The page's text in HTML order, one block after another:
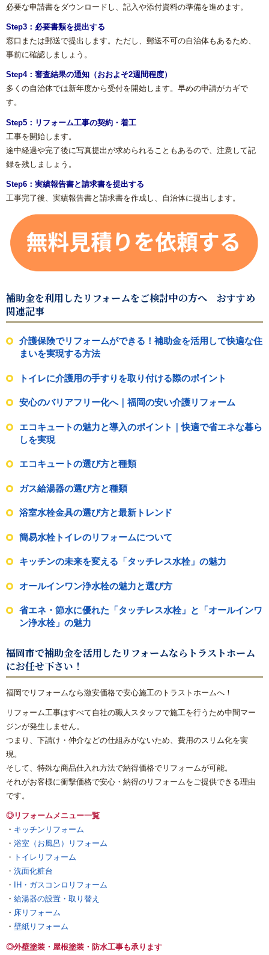
必要な申請書をダウンロードし、記入や添付資料の準備を進めます。
Step3：必要書類を提出する
窓口または郵送で提出します。ただし、郵送不可の自治体もあるため、
事前に確認しましょう。
Step4：審査結果の通知（おおよそ2週間程度）
多くの自治体では新年度から受付を開始します。早めの申請がカギで
す。
Step5：リフォーム工事の契約・着工
工事を開始します。
途中経過や完了後に写真提出が求められることもあるので、注意して記
録を残しましょう。
Step6：実績報告書と請求書を提出する
工事完了後、実績報告書と請求書を作成し、自治体に提出します。
補助金を利用したリフォームをご検討中の方へ おすすめ
関連記事
介護保険でリフォームができる！補助金を活用して快適な住
まいを実現する方法
トイレに介護用の手すりを取り付ける際のポイント
安心のバリアフリー化へ｜福岡の安い介護リフォーム
エコキュートの魅力と導入のポイント｜快適で省エネな暮ら
しを実現
エコキュートの選び方と種類
ガス給湯器の選び方と種類
浴室水栓金具の選び方と最新トレンド
簡易水栓トイレのリフォームについて
キッチンの未来を変える「タッチレス水栓」の魅力
オールインワン浄水栓の魅力と選び方
省エネ・節水に優れた「タッチレス水栓」と「オールインワ
ン浄水栓」の魅力
福岡市で補助金を活用したリフォームならトラストホーム
にお任せ下さい！
福岡でリフォームなら激安価格で安心施工のトラストホームへ！
リフォーム工事はすべて自社の職人スタッフで施工を行うため中間マー
ジンが発生しません。
つまり、下請け・仲介などの仕組みがないため、費用のスリム化を実
現。
そして、特殊な商品仕入れ方法で納得価格でリフォームが可能。
それがお客様に衝撃価格で安心・納得のリフォームをご提供できる理由
です。
◎リフォームメニュー一覧
・ キッチンリフォーム
・ 浴室（お風呂）リフォーム
・ トイレリフォーム
・ 洗面化粧台
・
IH・ガスコンロリフォーム
・ 給湯器の設置・取り替え
・ 床リフォーム
・ 壁紙リフォーム
◎外壁塗装・屋根塗装・防水工事も承ります